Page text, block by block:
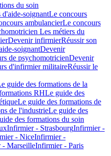
du soin
soignantLe concours
ambulancierLe concours
Les métiers du
Devenir infirmierRéussir son
soignantDevenir
de psychomotricienDevenir
d'infirmier militaireRéussir le
guide des formations de la
RHLe guide des
Le guide des formations de
de l'industrieLe guide des
des formations du soin
Infirmier - StrasbourgInfirmier -
- NiceInfirmier -
MarseilleInfirmier - Paris